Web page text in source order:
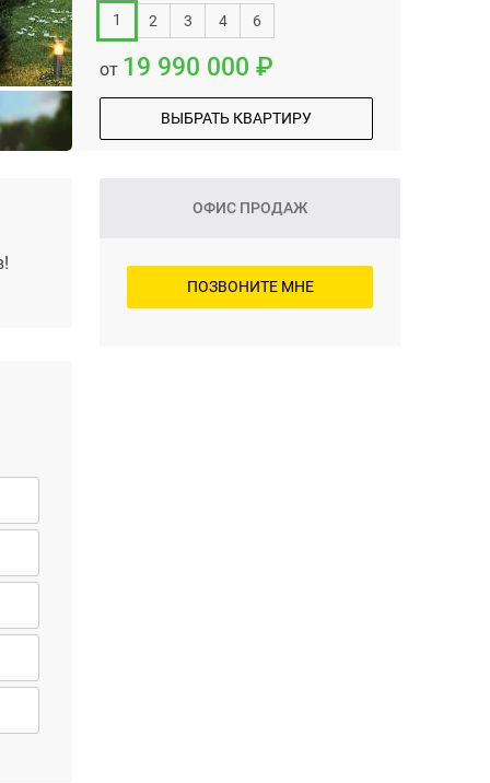
1 2 3 4 6
от 19 990 000
ВЫБРАТЬ КВАРТИРУ
ОФИС ПРОДАЖ
ПОЗВОНИТЕ МНЕ